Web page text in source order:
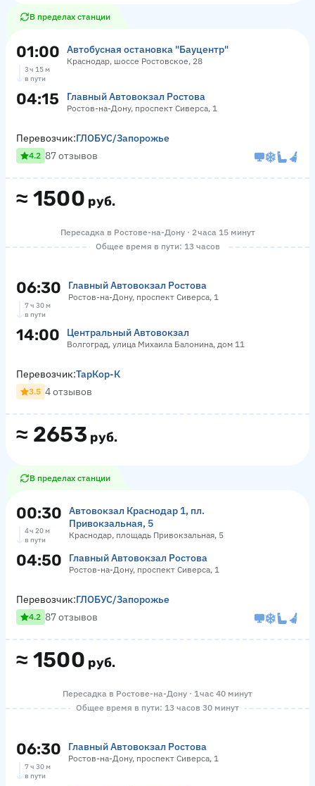
В пределах станции
01:00 Автобусная остановка "Бауцентр"
Краснодар, шоссе Ростовское, 28
3 ч 15 м
в пути
04:15 Главный Автовокзал Ростова
Ростов-на-Дону, проспект Сиверса, 1
≈ 1500 руб.
Перевозчик:ГЛОБУС/Запорожье
4.2 87 отзывов
Пересадка в Ростове-на-Дону · 2 часа 15 минут
Общее время в пути: 13 часов
06:30 Главный Автовокзал Ростова
Ростов-на-Дону, проспект Сиверса, 1
7 ч 30 м
в пути
14:00 Центральный Автовокзал
Волгоград, улица Михаила Балонина, дом 11
≈ 2653 руб.
Перевозчик:ТарКор-К
3.5 4 отзывов
В пределах станции
00:30
Автовокзал Краснодар 1, пл.
Привокзальная, 5
Краснодар, площадь Привокзальная, 5
4 ч 20 м
в пути
04:50 Главный Автовокзал Ростова
Ростов-на-Дону, проспект Сиверса, 1
≈ 1500 руб.
Перевозчик:ГЛОБУС/Запорожье
4.2 87 отзывов
Пересадка в Ростове-на-Дону · 1 час 40 минут
Общее время в пути: 13 часов 30 минут
06:30 Главный Автовокзал Ростова
Ростов-на-Дону, проспект Сиверса, 1
7 ч 30 м
в пути